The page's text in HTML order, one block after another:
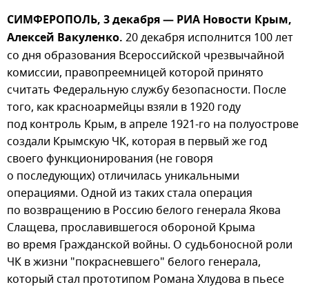
СИМФЕРОПОЛЬ, 3 декабря — РИА Новости Крым,
Алексей Вакуленко. 20 декабря исполнится 100 лет
со дня образования Всероссийской чрезвычайной
комиссии, правопреемницей которой принято
считать Федеральную службу безопасности. После
того, как красноармейцы взяли в 1920 году
под контроль Крым, в апреле 1921-го на полуострове
создали Крымскую ЧК, которая в первый же год
своего функционирования (не говоря
о последующих) отличилась уникальными
операциями. Одной из таких стала операция
по возвращению в Россию белого генерала Якова
Слащева, прославившегося обороной Крыма
во время Гражданской войны. О судьбоносной роли
ЧК в жизни "покрасневшего" белого генерала,
который стал прототипом Романа Хлудова в пьесе